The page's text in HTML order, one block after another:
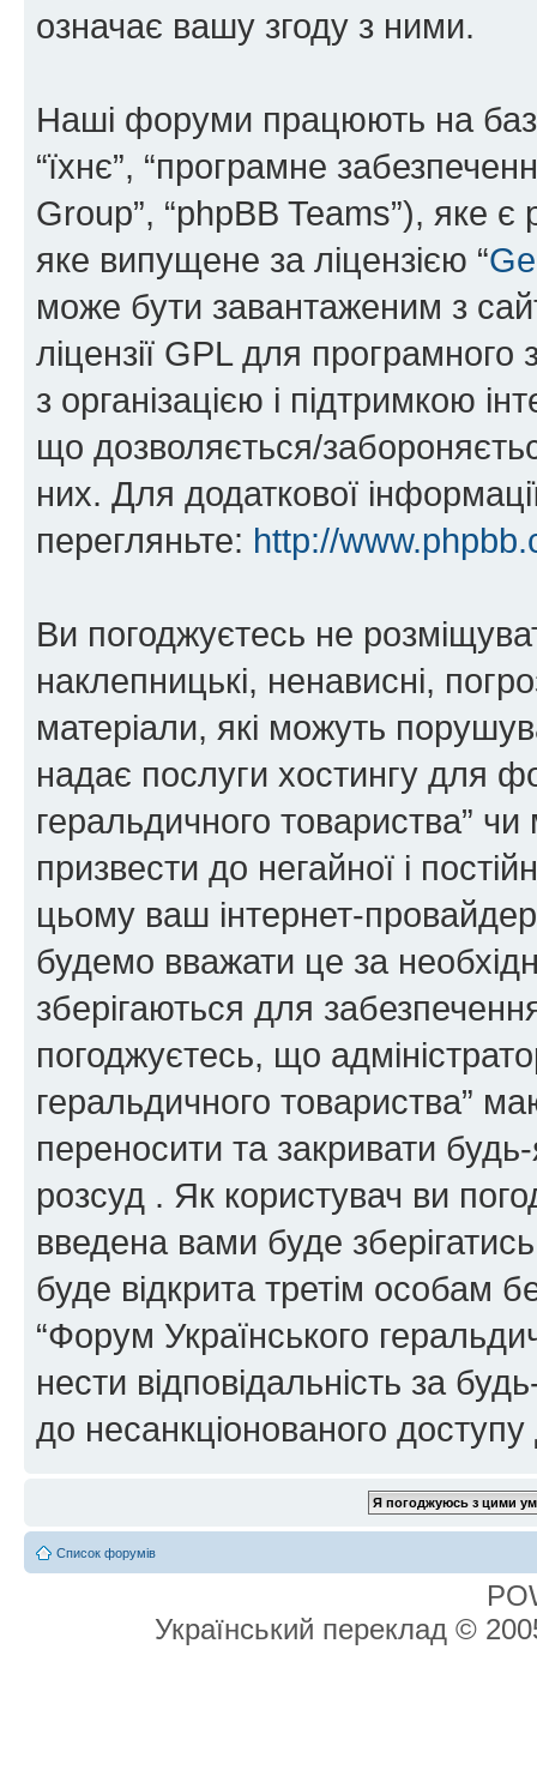
означає вашу згоду з ними.
Наші форуми працюють на
“їхнє”, “програмне
Group”, “phpBB Teams”), яке
яке випущене за ліцензією “
може бути завантаженим з
ліцензії GPL для
з організацією і підтримкою
що дозволяється/
них. Для додаткової
перегляньте: http://
Ви погоджуєтесь не
наклепницькі, ненависні,
матеріали, які можуть
надає послуги хостингу для
геральдичного товариства”
призвести до негайної і
цьому ваш інтернет-
будемо вважати це за
зберігаються для
погоджуєтесь, що
геральдичного товариства”
переносити та закривати
розсуд . Як користувач ви
введена вами буде
буде відкрита третім особам
“Форум Українського
нести відповідальність за
до несанкціонованого доступу
Список форумів
Український переклад ©